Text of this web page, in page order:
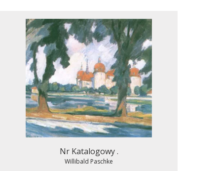
Nr Katalogowy .
Willibald Paschke